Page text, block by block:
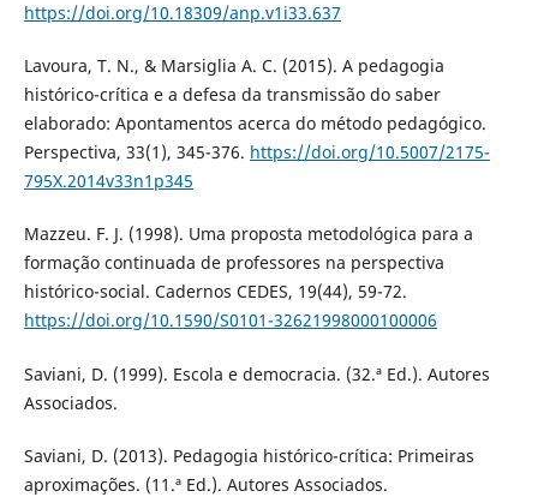
https://doi.org/10.18309/anp.v1i33.637
Lavoura, T. N., & Marsiglia A. C. (2015). A pedagogia
histórico-crítica e a defesa da transmissão do saber
elaborado: Apontamentos acerca do método pedagógico.
Perspectiva, 33(1), 345-376. https://doi.org/10.5007/2175-
795X.2014v33n1p345
Mazzeu. F. J. (1998). Uma proposta metodológica para a
formação continuada de professores na perspectiva
histórico-social. Cadernos CEDES, 19(44), 59-72.
https://doi.org/10.1590/S0101-32621998000100006
Saviani, D. (1999). Escola e democracia. (32.ª Ed.). Autores
Associados.
Saviani, D. (2013). Pedagogia histórico-crítica: Primeiras
aproximações. (11.ª Ed.). Autores Associados.